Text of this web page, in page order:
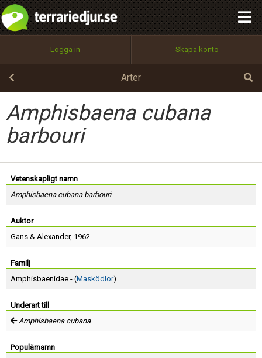
Logga in Skapa konto
Arter
Amphisbaena cubana
barbouri
Vetenskapligt namn
Amphisbaena cubana barbouri
Auktor
Gans & Alexander, 1962
Familj
Amphisbaenidae - (Masködlor)
Underart till
Amphisbaena cubana
Populärnamn
Utför
100%
OK
integritetspolicy
Namn:
Epost:
Användarnamn:
Lösenord:
Terms of Service
Begär nytt lösenord
Tillbaka till förstasidan